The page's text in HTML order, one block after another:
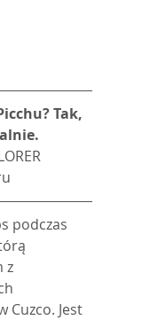
Tak,
podczas
z
Cuzco. Jest